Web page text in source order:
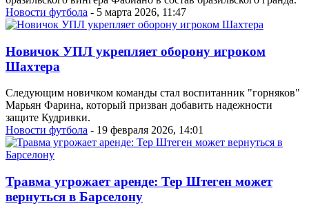
Новости футбола - 5 марта 2026, 11:47
Новичок УПЛ укрепляет оборону игроком
Шахтера
Следующим новичком команды стал воспитанник "горняков"
Марьян Фарина, который призван добавить надежности
защите Кудривки.
Новости футбола - 19 февраля 2026, 14:01
Травма угрожает аренде: Тер Штеген может
вернуться в Барселону